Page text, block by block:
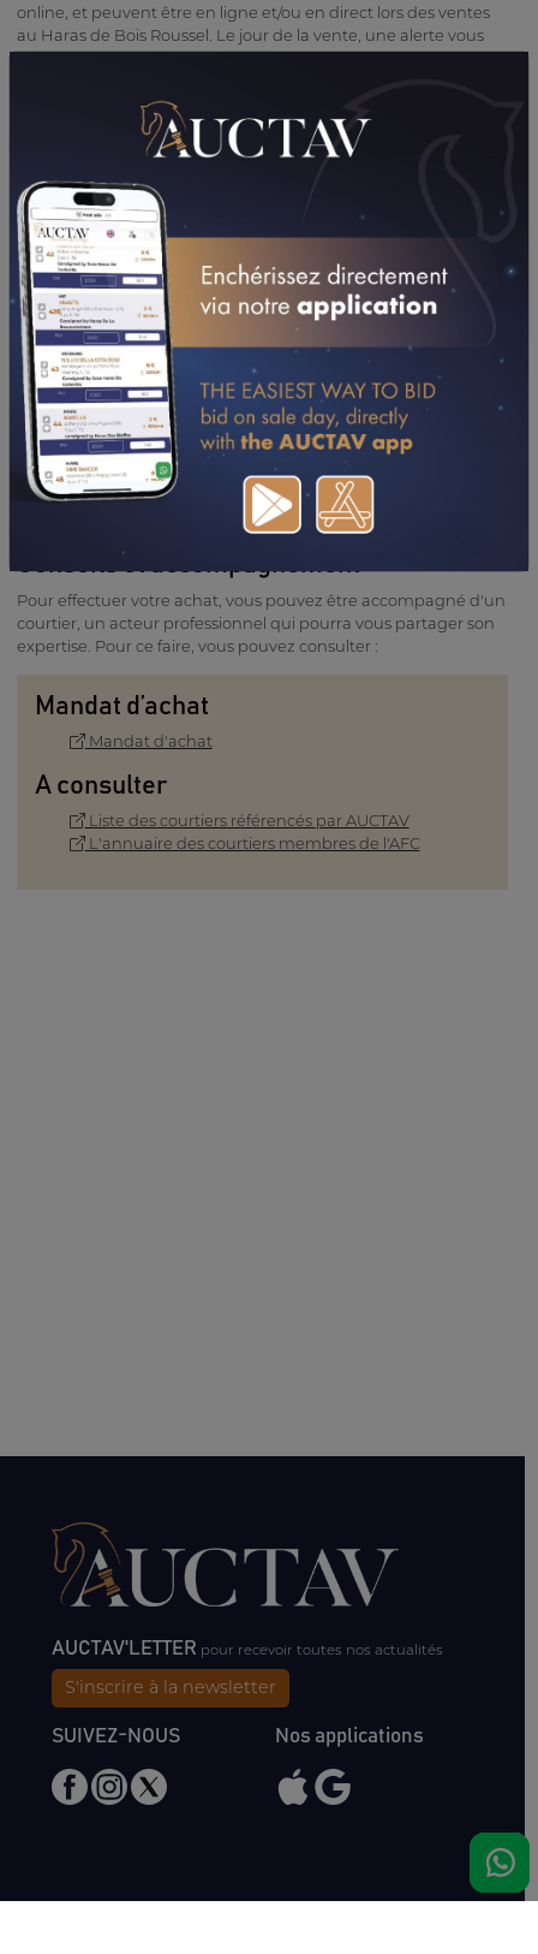
online, et peuvent être en ligne et/ou en direct lors des ventes
au Haras de Bois Roussel. Le jour de la vente, une alerte vous
informe du début de la vacation et vous pouvez entrer dans la
Durant le temps de la vente, toutes vos enchères sont
anonymes et vous pouvez voir en temps réel si vous avez la
dans le temps imparti. Une fois la vente clôturée, votre nom
apparaît sur la liste des résultats, sauf contre-indication de votre
part.
Payez
Félicitations pour votre acquisition ! Après l'adjudication, un
email de confirmation vous est envoyé. Vous disposez de 8
jours pour apporter toutes les informations relatives à l'achat et
procéder au paiement (voir les conditions générales de vente).
Notre équipe reste à votre écoute pour vous accompagner et
répondre à vos questions.
Contacter l'équipe
Conseils et accompagnement
Pour effectuer votre achat, vous pouvez être accompagné d'un
courtier, un acteur professionnel qui pourra vous partager son
expertise. Pour ce faire, vous pouvez consulter :
Mandat d’achat
Mandat d'achat
A consulter
Liste des courtiers référencés par AUCTAV
L'annuaire des courtiers membres de l'AFC
AUCTAV'LETTER pour recevoir toutes nos actualités
S'inscrire à la newsletter
SUIVEZ-NOUS Nos applications